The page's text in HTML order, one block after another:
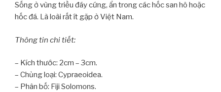
Sống ở vùng triều đáy cứng, ẩn trong các hốc san hô hoặc
hốc đá. Là loài rất ít gặp ở Việt Nam.
Thông tin chi tiết:
– Kích thước: 2cm – 3cm.
– Chủng loại: Cypraeoidea.
– Phân bố: Fiji Solomons.